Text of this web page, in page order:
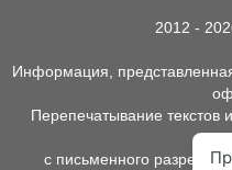
2012 -
Информация,
Перепечатывание текстов
с письменного